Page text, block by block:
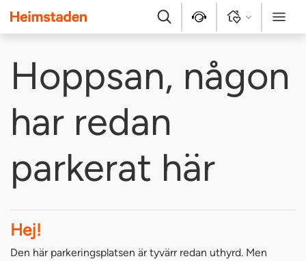
Heimstaden
Sök Kontakt Logga in Meny
Hoppsan, någon
har redan
parkerat här
Hej!
Den här parkeringsplatsen är tyvärr redan uthyrd. Men